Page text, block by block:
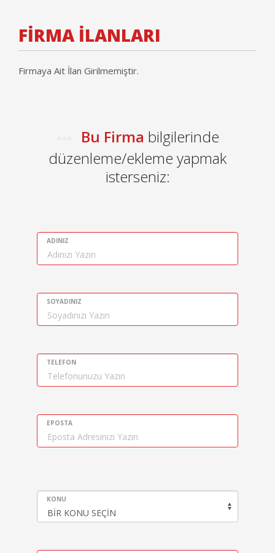
FİRMA İLANLARI
Firmaya Ait İlan Girilmemiştir.
Bu Firma bilgilerinde
düzenleme/ekleme yapmak
isterseniz:
ADINIZ
SOYADINIZ
TELEFON
EPOSTA
KONU